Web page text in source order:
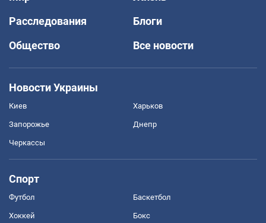
Расследования
Блоги
Общество
Все новости
Новости Украины
Киев Харьков
Запорожье Днепр
Черкассы
Спорт
Футбол Баскетбол
Хоккей Бокс